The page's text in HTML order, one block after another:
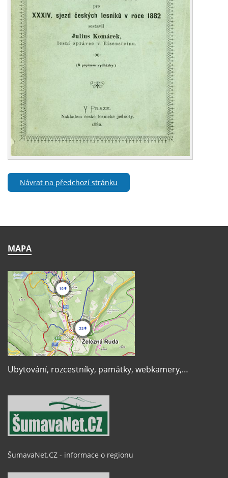
Návrat na předchozí stránku
MAPA
Ubytování, rozcestníky, památky, webkamery,…
ŠumavaNet.CZ - informace o regionu